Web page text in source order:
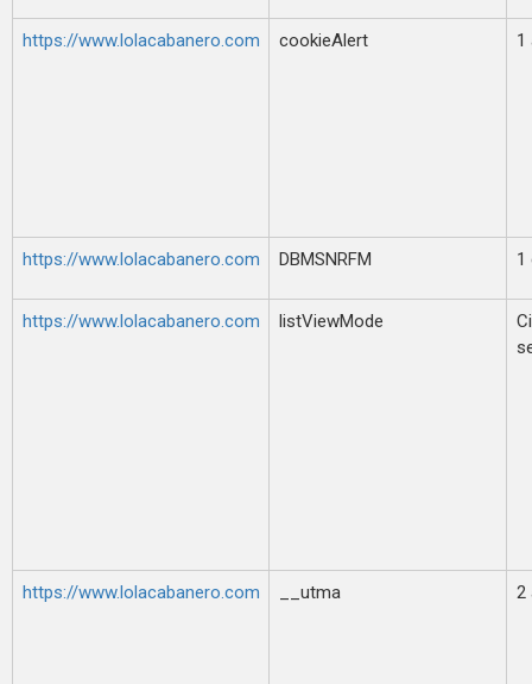
https://www.lolacabanero.com cookieAlert 1
https://www.lolacabanero.com DBMSNRFM 1
https://www.lolacabanero.com listViewMode
https://www.lolacabanero.com __utma 2